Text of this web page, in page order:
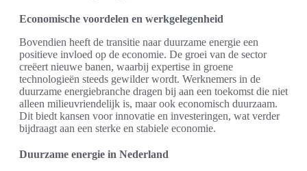
Economische voordelen en werkgelegenheid
Bovendien heeft de transitie naar duurzame energie een
positieve invloed op de economie. De groei van de sector
creëert nieuwe banen, waarbij expertise in groene
technologieën steeds gewilder wordt. Werknemers in de
duurzame energiebranche dragen bij aan een toekomst die niet
alleen milieuvriendelijk is, maar ook economisch duurzaam.
Dit biedt kansen voor innovatie en investeringen, wat verder
bijdraagt aan een sterke en stabiele economie.
Duurzame energie in Nederland